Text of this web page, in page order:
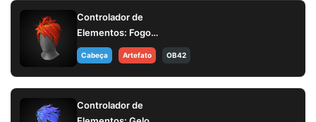
Controlador de
Elementos: Fogo
(Cabeça)
Cabeça Artefato OB42
Controlador de